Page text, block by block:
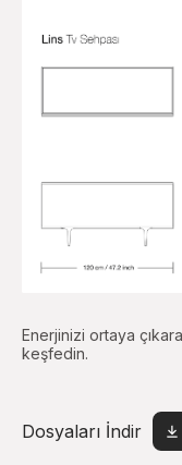
Enerjinizi ortaya
keşfedin.
Dosyaları İndir